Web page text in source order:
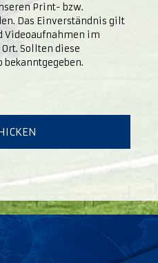
Print- bzw.
Das Einverständnis gilt
Videoaufnahmen im
Sollten diese